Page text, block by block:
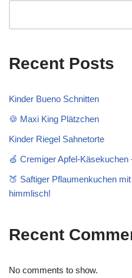
Recent Posts
Kinder Bueno Schnitten
🍪 Maxi King Plätzchen
Kinder Riegel Sahnetorte
🍏 Cremiger Apfel-
🍑 Saftiger Pflaumenkuchen
himmlisch!
Recent
No comments to show.